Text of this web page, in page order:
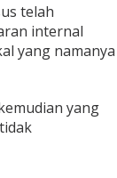
telah
internal
yang namanya
yang